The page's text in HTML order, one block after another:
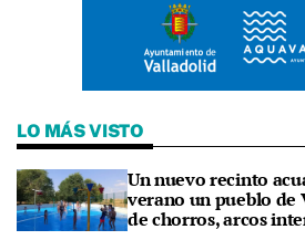
LO MÁS VISTO
Un nuevo recinto
verano un pueblo de
de chorros, arcos